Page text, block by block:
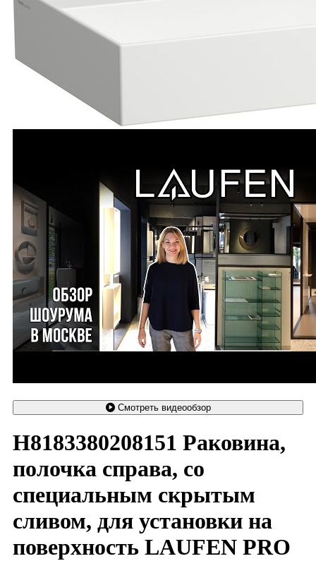
Смотреть видеообзор
H8183380208151 Раковина,
полочка справа, со
специальным скрытым
сливом, для установки на
поверхность LAUFEN PRO